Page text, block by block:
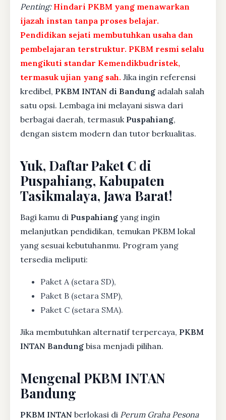
Penting: Hindari PKBM yang menawarkan
ijazah instan tanpa proses belajar.
Pendidikan sejati membutuhkan usaha dan
pembelajaran terstruktur. PKBM resmi selalu
mengikuti standar Kemendikbudristek,
termasuk ujian yang sah. Jika ingin referensi
kredibel, PKBM INTAN di Bandung adalah salah
satu opsi. Lembaga ini melayani siswa dari
berbagai daerah, termasuk Puspahiang,
dengan sistem modern dan tutor berkualitas.
Yuk, Daftar Paket C di
Puspahiang, Kabupaten
Tasikmalaya, Jawa Barat!
Bagi kamu di Puspahiang yang ingin
melanjutkan pendidikan, temukan PKBM lokal
yang sesuai kebutuhanmu. Program yang
tersedia meliputi:
Paket A (setara SD),
Paket B (setara SMP),
Paket C (setara SMA).
Jika membutuhkan alternatif terpercaya, PKBM
INTAN Bandung bisa menjadi pilihan.
Mengenal PKBM INTAN
Bandung
PKBM INTAN berlokasi di Perum Graha Pesona